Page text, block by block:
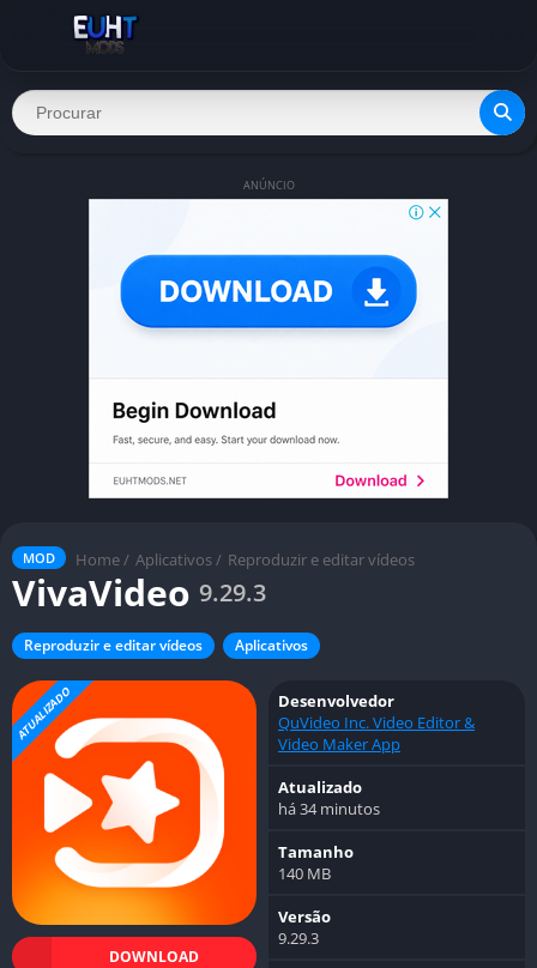
ANÚNCIO
MOD Home / Aplicativos / Reproduzir e editar vídeos
VivaVideo 9.29.3
Reproduzir e editar vídeos Aplicativos
ATUALIZADO
DOWNLOAD
Desenvolvedor
QuVideo Inc. Video Editor &
Video Maker App
Atualizado
há 34 minutos
Tamanho
140 MB
Versão
9.29.3